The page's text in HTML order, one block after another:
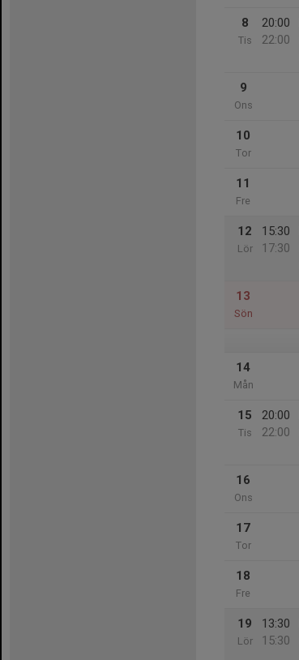
8
Tis
20:00
22:00
9
Ons
10
Tor
11
Fre
12
Lör
15:30
17:30
13
Sön
14
Mån
15
Tis
20:00
22:00
16
Ons
17
Tor
18
Fre
19
Lör
13:30
15:30